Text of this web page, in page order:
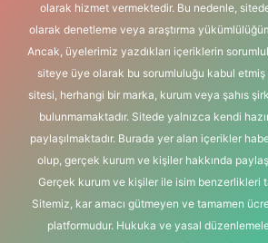
olarak hizmet vermektedir. Bu nedenle,
olarak denetleme veya araştırma
Ancak, üyelerimiz yazdıkları içeriklerin
siteye üye olarak bu sorumluluğu kabul etmiş
sitesi, herhangi bir marka, kurum veya şahıs
bulunmamaktadır. Sitede yalnızca kendi
paylaşılmaktadır. Burada yer alan içerikler
olup, gerçek kurum ve kişiler hakkında
Gerçek kurum ve kişiler ile isim benzerlikleri
Sitemiz, kar amacı gütmeyen ve tamamen
platformudur. Hukuka ve yasal